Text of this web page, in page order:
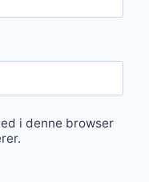
i denne browser